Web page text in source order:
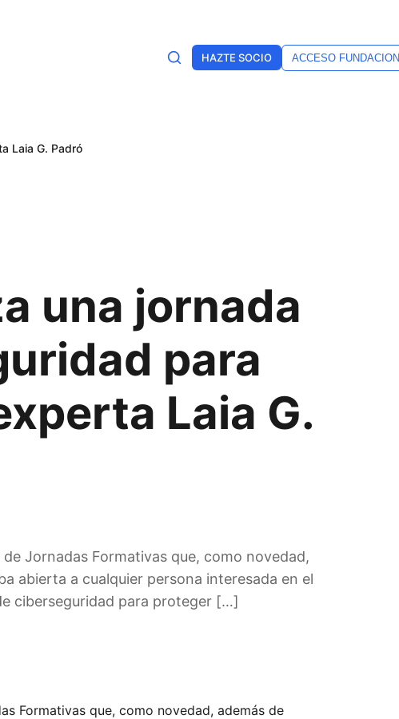
HAZTE SOCIO ACCESO
Laia G. Padró
una jornada
para
Laia G.
Jornadas Formativas que, como novedad,
abierta a cualquier persona interesada en el
ciberseguridad para proteger […]
Formativas que, como novedad, además de